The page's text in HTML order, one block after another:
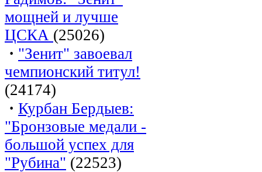
мощней и лучше
ЦСКА (25026)
· "Зенит" завоевал
чемпионский титул!
(24174)
· Курбан Бердыев:
"Бронзовые медали -
большой успех для
"Рубина" (22523)